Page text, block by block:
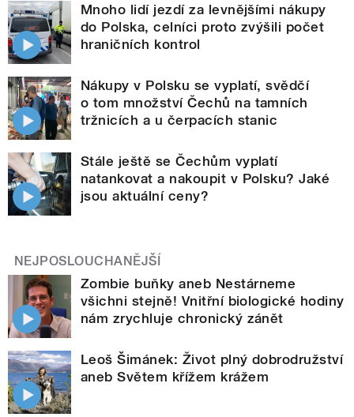
Mnoho lidí jezdí za levnějšími nákupy
do Polska, celníci proto zvýšili počet
hraničních kontrol
Nákupy v Polsku se vyplatí, svědčí
o tom množství Čechů na tamních
tržnicích a u čerpacích stanic
Stále ještě se Čechům vyplatí
natankovat a nakoupit v Polsku? Jaké
jsou aktuální ceny?
NEJPOSLOUCHANĚJŠÍ
Zombie buňky aneb Nestárneme
všichni stejně! Vnitřní biologické hodiny
nám zrychluje chronický zánět
Leoš Šimánek: Život plný dobrodružství
aneb Světem křížem krážem